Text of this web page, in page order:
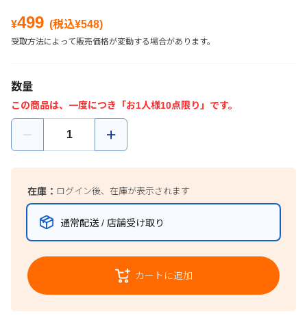
¥499 (税込¥548)
受取方法によって販売価格が変動する場合があります。
数量
この商品は、一度につき「お1人様10点限り」です。
在庫： ログイン後、在庫が表示されます
通常配送 / 店舗受け取り
カートに追加